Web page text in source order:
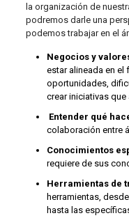
la organización de
podremos darle una
podemos trabajar en el
Negocios y
estar alineada en
oportunidades,
crear iniciativas que
Entender qué
colaboración entre
Conocimientos
requiere de sus
Herramientas de
herramientas,
hasta las